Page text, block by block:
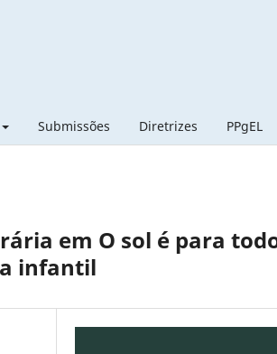
Submissões Diretrizes PPgEL
em O sol é para
infantil